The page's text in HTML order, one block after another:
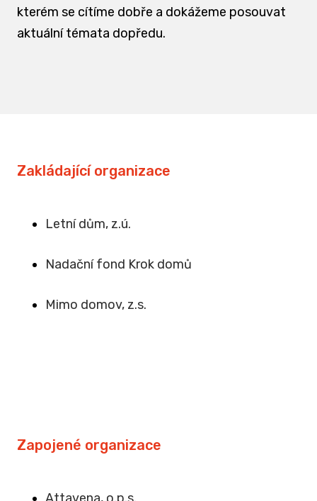
kterém se cítíme dobře a dokážeme posouvat
aktuální témata dopředu.
Zakládající organizace
Letní dům, z.ú.
Nadační fond Krok domů
Mimo domov, z.s.
Zapojené organizace